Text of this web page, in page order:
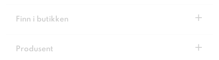
Finn i butikken +
Produsent +